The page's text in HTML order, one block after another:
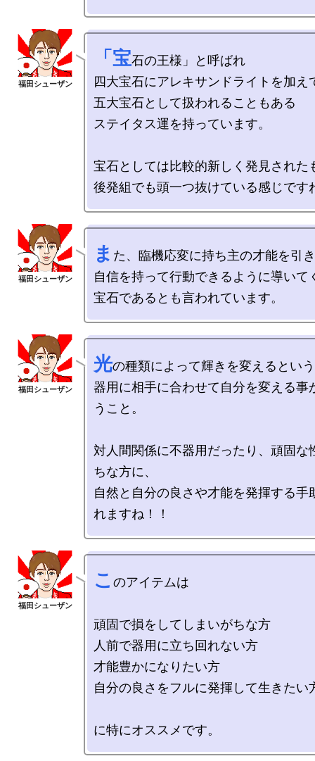
「宝石の王様」と呼ばれ
四大宝石にアレキサンドライトを加え
五大宝石として扱われることもある
ステイタス運を持っています。
宝石としては比較的新しく発見された
ま た、臨機応変に持ち主の才能を引
自信を持って行動できるように導いて
光の種類によって輝きを変えるとい
器用に相手に合わせて自分を変える事
うこと。
対人間関係に不器用だったり、頑固な
ちな方に、
自然と自分の良さや才能を発揮する手
こ のアイテムは
頑固で損をしてしまいがちな方
人前で器用に立ち回れない方
才能豊かになりたい方
自分の良さをフルに発揮して生きたい